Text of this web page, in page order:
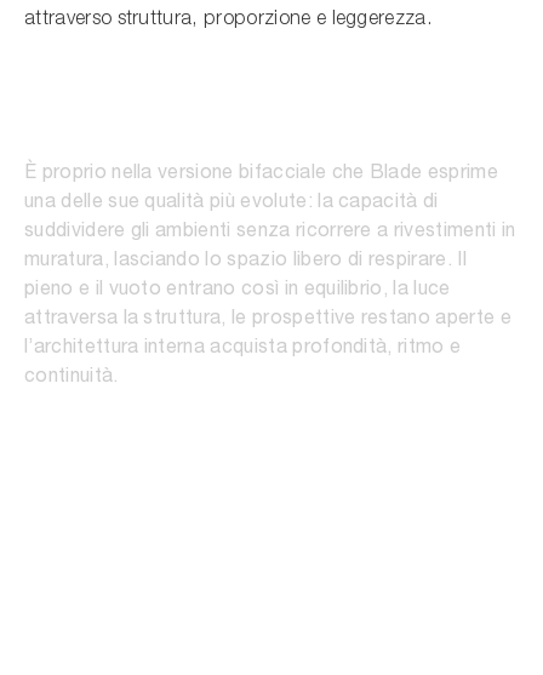
attraverso struttura, proporzione e leggerezza.
È proprio nella versione bifacciale che Blade esprime
una delle sue qualità più evolute: la capacità di
suddividere gli ambienti senza ricorrere a rivestimenti in
muratura, lasciando lo spazio libero di respirare. Il
pieno e il vuoto entrano così in equilibrio, la luce
attraversa la struttura, le prospettive restano aperte e
l’architettura interna acquista profondità, ritmo e
continuità.